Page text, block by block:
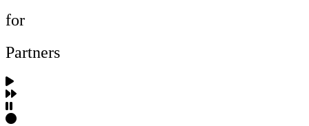
for
Partners